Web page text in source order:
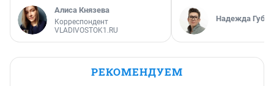
Алиса Князева
Корреспондент
VLADIVOSTOK1.RU
Надежда
РЕКОМЕНДУЕМ